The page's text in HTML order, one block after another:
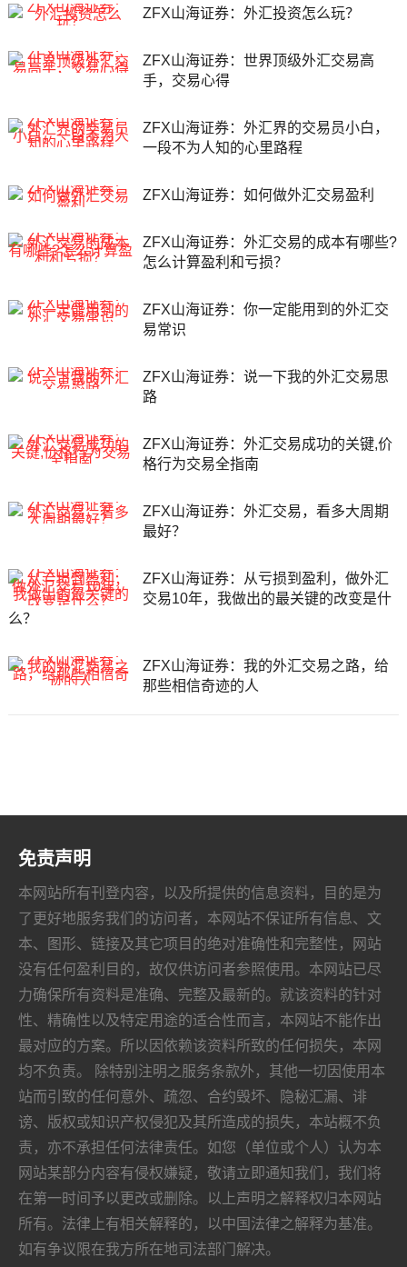
ZFX山海证券：外汇投资怎么玩？
ZFX山海证券：世界顶级外汇交易高
手，交易心得
ZFX山海证券：外汇界的交易员小白，
一段不为人知的心里路程
ZFX山海证券：如何做外汇交易盈利
ZFX山海证券：外汇交易的成本有哪些?
怎么计算盈利和亏损？
ZFX山海证券：你一定能用到的外汇交
易常识
ZFX山海证券：说一下我的外汇交易思
路
ZFX山海证券：外汇交易成功的关键,价
格行为交易全指南
ZFX山海证券：外汇交易，看多大周期
最好？
ZFX山海证券：从亏损到盈利，做外汇
交易10年，我做出的最关键的改变是什
么？
ZFX山海证券：我的外汇交易之路，给
那些相信奇迹的人
章
导
航
免责声明
本网站所有刊登内容，以及所提供的信息资料，目的是为
了更好地服务我们的访问者，本网站不保证所有信息、文
本、图形、链接及其它项目的绝对准确性和完整性，网站
没有任何盈利目的，故仅供访问者参照使用。本网站已尽
力确保所有资料是准确、完整及最新的。就该资料的针对
性、精确性以及特定用途的适合性而言，本网站不能作出
最对应的方案。所以因依赖该资料所致的任何损失，本网
均不负责。 除特别注明之服务条款外，其他一切因使用本
站而引致的任何意外、疏忽、合约毁坏、隐秘汇漏、诽
谤、版权或知识产权侵犯及其所造成的损失，本站概不负
责，亦不承担任何法律责任。如您（单位或个人）认为本
网站某部分内容有侵权嫌疑，敬请立即通知我们，我们将
在第一时间予以更改或删除。以上声明之解释权归本网站
所有。法律上有相关解释的，以中国法律之解释为基准。
如有争议限在我方所在地司法部门解决。